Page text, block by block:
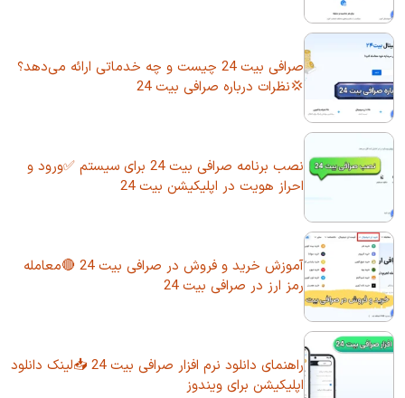
صرافی بیت 24 چیست و چه خدماتی ارائه می‌دهد؟
💢نظرات درباره صرافی بیت 24
نصب برنامه صرافی بیت 24 برای سیستم ✅ورود و
احراز هویت در اپلیکیشن بیت 24
آموزش خرید و فروش در صرافی بیت 24 🔴معامله
رمز ارز در صرافی بیت 24
راهنمای دانلود نرم افزار صرافی بیت 24 📥لینک دانلود
اپلیکیشن برای ویندوز